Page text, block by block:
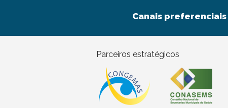
Canais preferenciais
Parceiros estratégicos